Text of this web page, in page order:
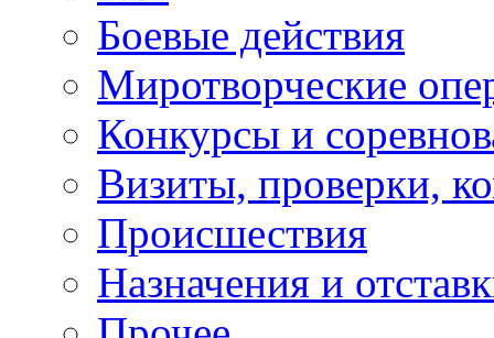
Боевые действия
Миротворческие
Конкурсы и
Визиты, проверки,
Происшествия
Назначения и